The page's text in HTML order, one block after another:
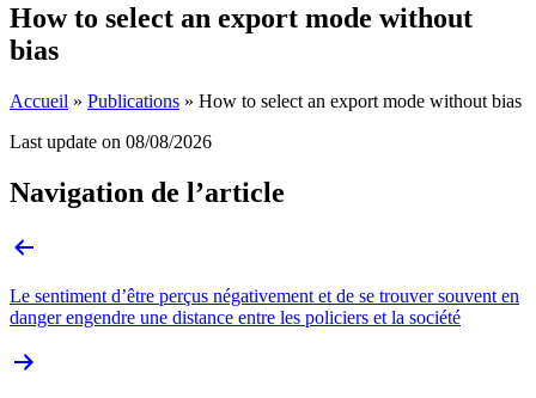
How to select an export mode without
bias
Accueil » Publications » How to select an export mode without bias
Last update on 08/08/2026
Navigation de l’article
Le sentiment d’être perçus négativement et de se trouver souvent en
danger engendre une distance entre les policiers et la société